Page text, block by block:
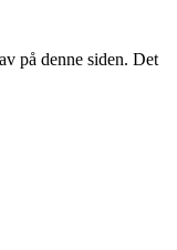
på denne siden. Det